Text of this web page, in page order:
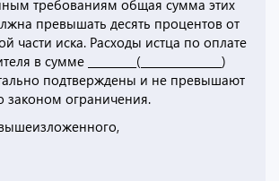
требованиям общая сумма этих
превышать десять процентов от
части иска. Расходы истца по оплате
в сумме _________(_______________)
подтверждены и не превышают
законом ограничения.